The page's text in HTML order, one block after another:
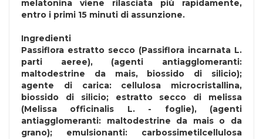
melatonina viene rilasciata più rapidamente,
entro i primi 15 minuti di assunzione.
Ingredienti
Passiflora estratto secco (Passiflora incarnata L.
parti aeree), (agenti antiagglomeranti:
maltodestrine da mais, biossido di silicio);
agente di carica: cellulosa microcristallina,
biossido di silicio; estratto secco di melissa
(Melissa officinalis L. - foglie), (agenti
antiagglomeranti: maltodestrine da mais o da
grano); emulsionanti: carbossimetilcellulosa